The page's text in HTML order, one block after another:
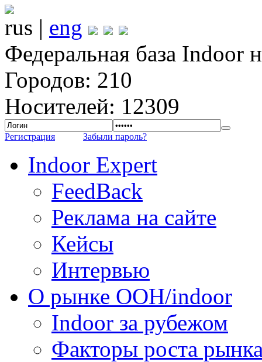
rus | eng
Федеральная база Indoor
Городов: 210
Носителей: 12309
Регистрация Забыли пароль?
Indoor Expert
FeedBack
Реклама на сайте
Кейсы
Интервью
О рынке OOH/indoor
Indoor за рубежом
Факторы роста